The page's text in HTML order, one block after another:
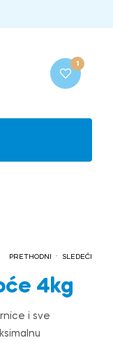
1
PRETHODNI SLEDEĆI
4kg
i sve